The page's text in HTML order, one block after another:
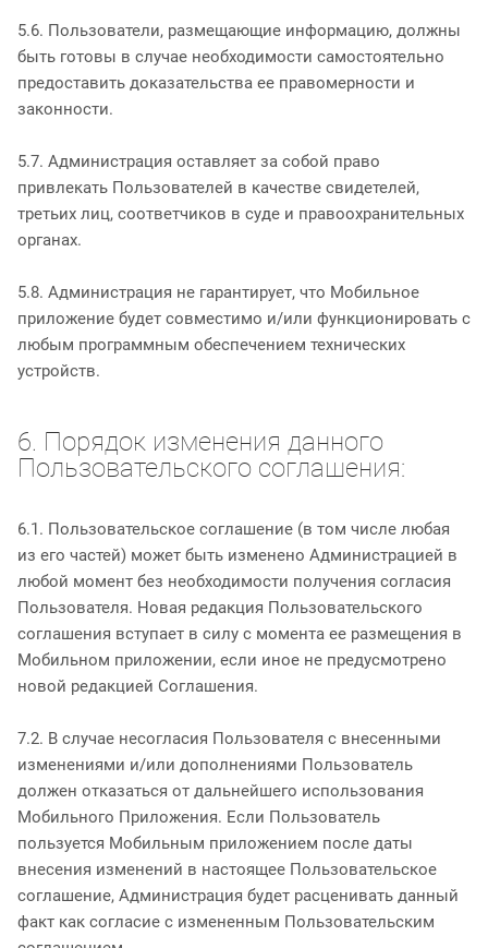
5.6. Пользователи, размещающие информацию, должны
быть готовы в случае необходимости самостоятельно
предоставить доказательства ее правомерности и
законности.
5.7. Администрация оставляет за собой право
привлекать Пользователей в качестве свидетелей,
третьих лиц, соответчиков в суде и правоохранительных
органах.
5.8. Администрация не гарантирует, что Мобильное
приложение будет совместимо и/или функционировать с
любым программным обеспечением технических
устройств.
6. Порядок изменения данного
Пользовательского соглашения:
6.1. Пользовательское соглашение (в том числе любая
из его частей) может быть изменено Администрацией в
любой момент без необходимости получения согласия
Пользователя. Новая редакция Пользовательского
соглашения вступает в силу с момента ее размещения в
Мобильном приложении, если иное не предусмотрено
новой редакцией Соглашения.
7.2. В случае несогласия Пользователя с внесенными
изменениями и/или дополнениями Пользователь
должен отказаться от дальнейшего использования
Мобильного Приложения. Если Пользователь
пользуется Мобильным приложением после даты
внесения изменений в настоящее Пользовательское
соглашение, Администрация будет расценивать данный
факт как согласие с измененным Пользовательским